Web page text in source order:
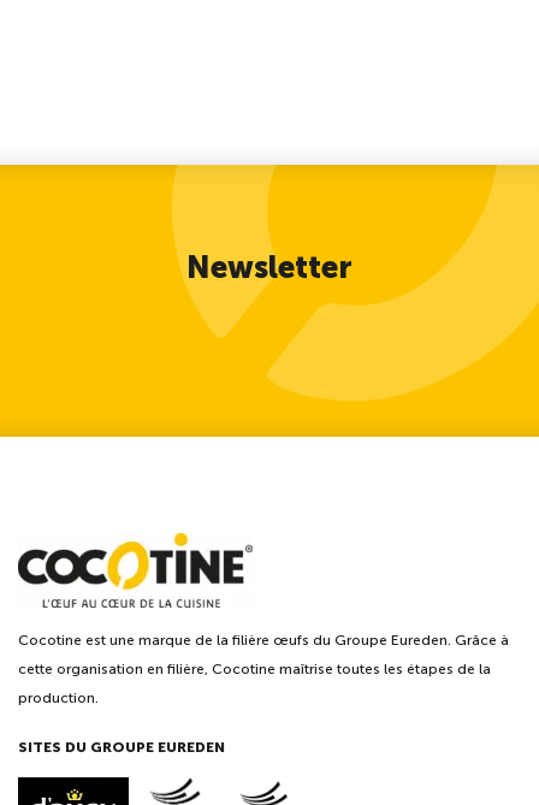
Newsletter
Cocotine est une marque de la filière œufs du Groupe Eureden. Grâce à
cette organisation en filière, Cocotine maîtrise toutes les étapes de la
production.
SITES DU GROUPE EUREDEN